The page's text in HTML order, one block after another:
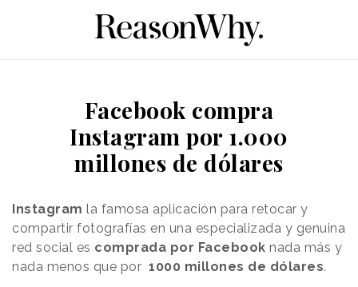
Facebook compra
Instagram por 1.000
millones de dólares
Instagram la famosa aplicación para retocar y
compartir fotografías en una especializada y genuina
red social es comprada por Facebook nada más y
nada menos que por 1000 millones de dólares.